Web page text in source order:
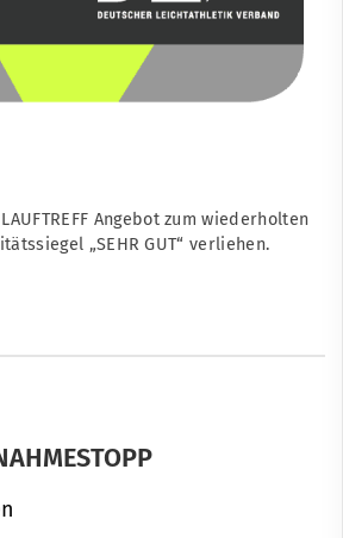
LAUFTREFF Angebot zum wiederholten
„SEHR GUT“ verliehen.